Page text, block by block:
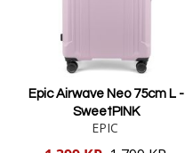
Epic Airwave Neo 75cm L -
SweetPINK
EPIC